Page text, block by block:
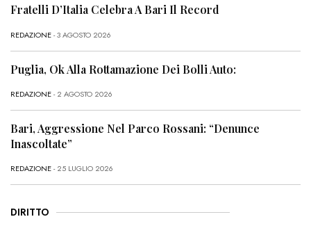
Fratelli D’Italia Celebra A Bari Il Record
REDAZIONE- 3 AGOSTO 2026
Puglia, Ok Alla Rottamazione Dei Bolli Auto:
REDAZIONE- 2 AGOSTO 2026
Bari, Aggressione Nel Parco Rossani: “Denunce
Inascoltate”
REDAZIONE- 25 LUGLIO 2026
DIRITTO